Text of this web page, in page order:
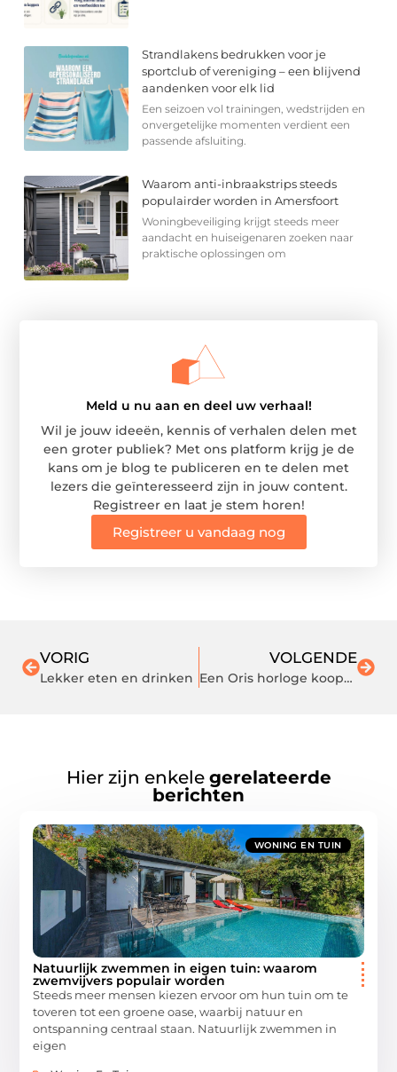
Strandlakens bedrukken voor je
sportclub of vereniging – een blijvend
aandenken voor elk lid
Een seizoen vol trainingen, wedstrijden en
onvergetelijke momenten verdient een
passende afsluiting.
Waarom anti-inbraakstrips steeds
populairder worden in Amersfoort
Woningbeveiliging krijgt steeds meer
aandacht en huiseigenaren zoeken naar
praktische oplossingen om
Meld u nu aan en deel uw verhaal!
Wil je jouw ideeën, kennis of verhalen delen met
een groter publiek? Met ons platform krijg je de
kans om je blog te publiceren en te delen met
lezers die geïnteresseerd zijn in jouw content.
Registreer en laat je stem horen!
Registreer u vandaag nog
VORIG
Lekker eten en drinken
VOLGENDE
Een Oris horloge koopt u bij een juwelier in Dronten
Hier zijn enkele gerelateerde
berichten
WONING EN TUIN
Natuurlijk zwemmen in eigen tuin: waarom
zwemvijvers populair worden
Steeds meer mensen kiezen ervoor om hun tuin om te
toveren tot een groene oase, waarbij natuur en
ontspanning centraal staan. Natuurlijk zwemmen in
eigen